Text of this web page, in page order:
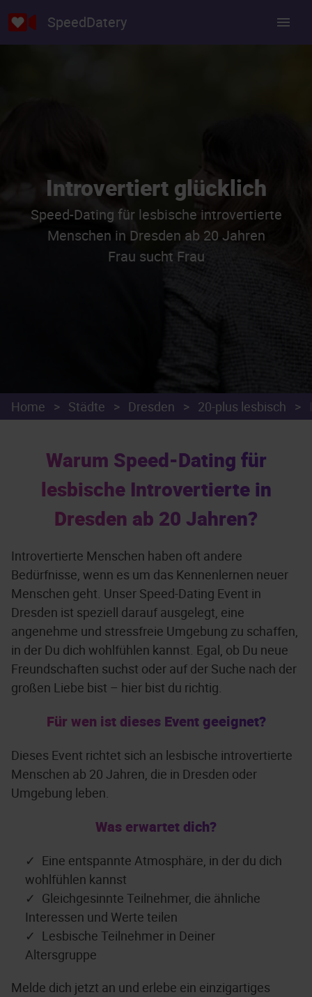
SpeedDatery
Introvertiert glücklich
Speed-Dating für lesbische introvertierte
Menschen in Dresden ab 20 Jahren
Frau sucht Frau
Home > Städte > Dresden > 20-plus lesbisch >
Warum Speed-Dating für
lesbische Introvertierte in
Dresden ab 20 Jahren?
Introvertierte Menschen haben oft andere
Bedürfnisse, wenn es um das Kennenlernen neuer
Menschen geht. Unser Speed-Dating Event in
Dresden ist speziell darauf ausgelegt, eine
angenehme und stressfreie Umgebung zu schaffen,
in der Du dich wohlfühlen kannst. Egal, ob Du neue
Freundschaften suchst oder auf der Suche nach der
großen Liebe bist – hier bist du richtig.
Für wen ist dieses Event geeignet?
Dieses Event richtet sich an lesbische introvertierte
Menschen ab 20 Jahren, die in Dresden oder
Umgebung leben.
Was erwartet dich?
Eine entspannte Atmosphäre, in der du dich
wohlfühlen kannst
Gleichgesinnte Teilnehmer, die ähnliche
Interessen und Werte teilen
Lesbische Teilnehmer in Deiner
Altersgruppe
Melde dich jetzt an und erlebe ein einzigartiges